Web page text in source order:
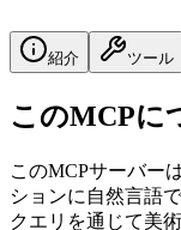
紹介 ツール
このMCPに
このMCPサーバー
ションに自然言語
クエリを通じて美